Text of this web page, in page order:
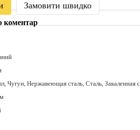
Замовити швидко
коментар
Чугун, Нержавеющая сталь, Сталь, Закаленная